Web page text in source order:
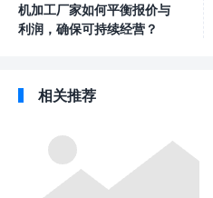
机加工厂家如何平衡报价与
利润，确保可持续经营？
相关推荐